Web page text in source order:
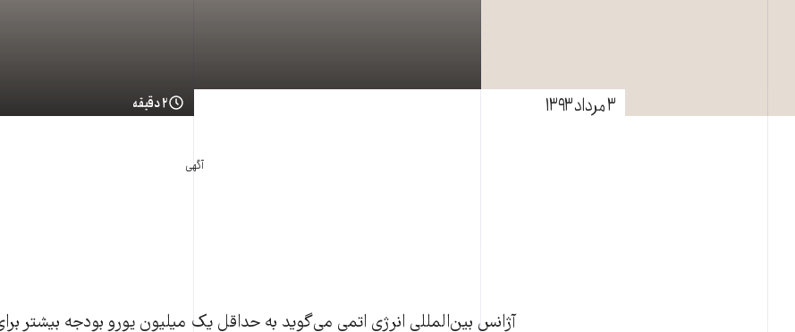
۳ مرداد ۱۳۹۳ ۲ دقیقه
آگهی
آژانس بین‌المللی انرژی اتمی می‌گوید به حداقل یک میلیون یورو بودجه بیشتر